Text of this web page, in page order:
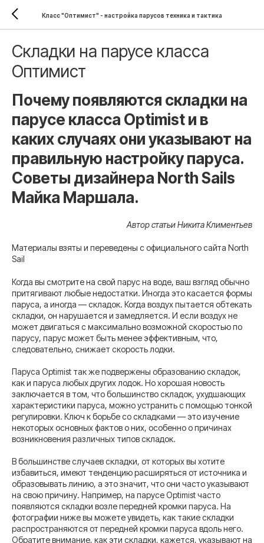
Класс "Оптимист" - настройка парусов техника и тактика
Складки на парусе класса
Оптимист
Почему появляются складки на
парусе класса Optimist и в
каких случаях они указывают на
правильную настройку паруса.
Советы дизайнера North Sails
Майка Маршала.
Автор статьи Никита Климентьев
Материалы взяты и переведены с официального сайта North
Sail
Когда вы смотрите на свой парус на воде, ваш взгляд обычно
притягивают любые недостатки. Иногда это касается формы
паруса, а иногда — складок. Когда воздух пытается обтекать
складки, он нарушается и замедляется. И если воздух не
может двигаться с максимально возможной скоростью по
парусу, парус может быть менее эффективным, что,
следовательно, снижает скорость лодки.
Паруса Optimist так же подвержены образованию складок,
как и паруса любых других лодок. Но хорошая новость
заключается в том, что большинство складок, ухудшающих
характеристики паруса, можно устранить с помощью тонкой
регулировки. Ключ к борьбе со складками — это изучение
некоторых основных фактов о них, особенно о причинах
возникновения различных типов складок.
В большинстве случаев складки, от которых вы хотите
избавиться, имеют тенденцию расширяться от источника и
образовывать линию, а это значит, что они часто указывают
на свою причину. Например, на парусе Optimist часто
появляются складки возле передней кромки паруса. На
фотографии ниже вы можете увидеть, как такие складки
распространяются от передней кромки паруса вдоль него.
Обратите внимание, как эти складки, кажется, указывают на